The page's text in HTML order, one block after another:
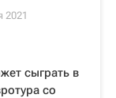
2021
сыграть в
со